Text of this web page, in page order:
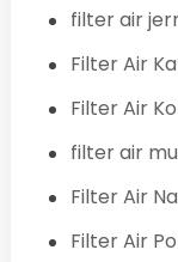
filter air
Filter Air
Filter Air
filter air
Filter Air
Filter Air